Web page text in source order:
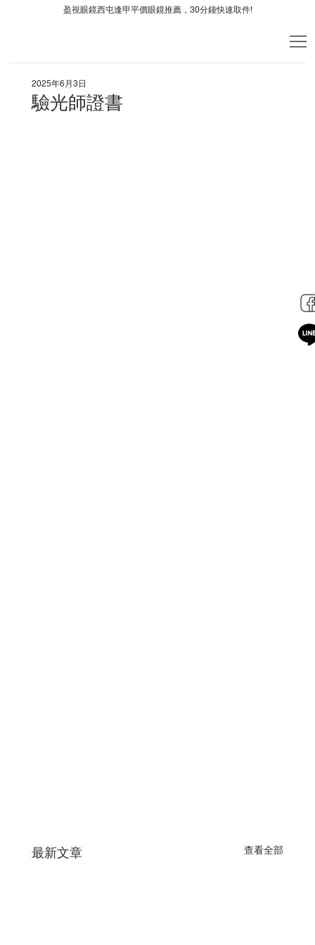
盈視眼鏡西屯逢甲平價眼鏡推薦，30分鐘快速取件!
驗光師證書
2025年6月3日
最新文章 查看全部